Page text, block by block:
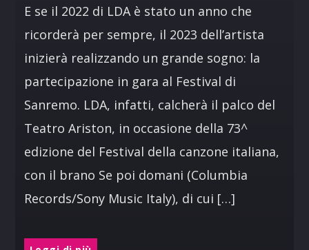
E se il 2022 di LDA è stato un anno che
ricorderà per sempre, il 2023 dell’artista
inizierà realizzando un grande sogno: la
partecipazione in gara al Festival di
Sanremo. LDA, infatti, calcherà il palco del
Teatro Ariston, in occasione della 73^
edizione del Festival della canzone italiana,
con il brano Se poi domani (Columbia
Records/Sony Music Italy), di cui […]